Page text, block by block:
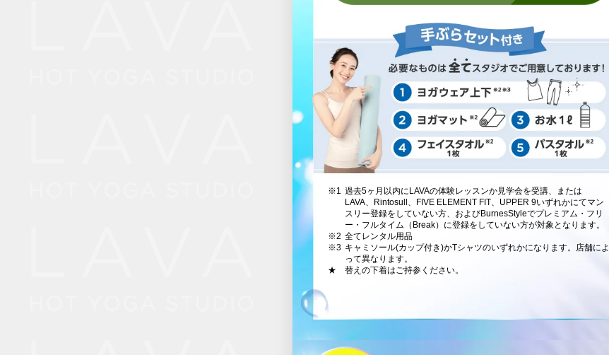
※1 過去5ヶ月以内にLAVAの体験レッスンか見学会を受講、または
LAVA、Rintosull、FIVE ELEMENT FIT、UPPER 9いずれかにてマン
スリー登録をしていない方、およびBurnesStyleでプレミアム・フリ
ー・フルタイム（Break）に登録をしていない方が対象となります。
※2 全てレンタル用品
※3 キャミソール(カップ付き)かTシャツのいずれかになります。店舗によ
って異なります。
★
替えの下着はご持参ください。